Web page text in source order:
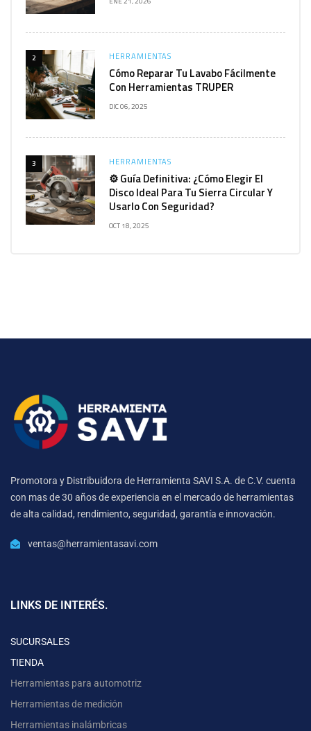
2 HERRAMIENTAS
Cómo Reparar Tu Lavabo Fácilmente
Con Herramientas TRUPER
DIC 06, 2025
3 HERRAMIENTAS
⚙️ Guía Definitiva: ¿Cómo Elegir El
Disco Ideal Para Tu Sierra Circular Y
Usarlo Con Seguridad?
OCT 18, 2025
Promotora y Distribuidora de Herramienta SAVI S.A. de C.V. cuenta
con mas de 30 años de experiencia en el mercado de herramientas
de alta calidad, rendimiento, seguridad, garantía e innovación.
ventas@herramientasavi.com
LINKS DE INTERÉS.
SUCURSALES
TIENDA
Herramientas para automotriz
Herramientas de medición
Herramientas inalámbricas